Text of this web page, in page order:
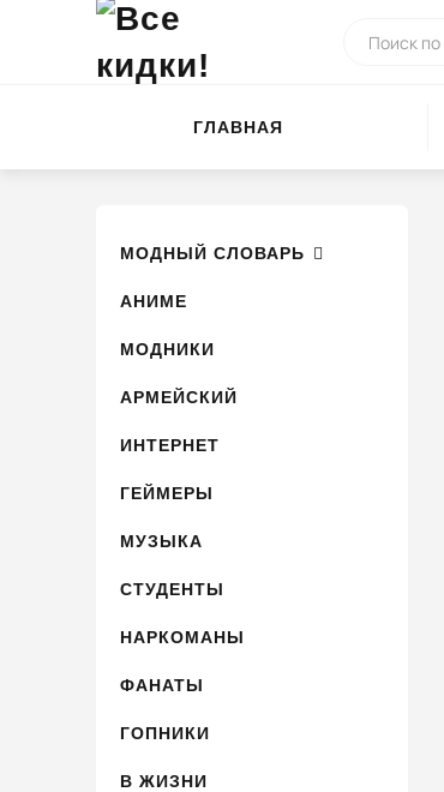
ГЛАВНАЯ
МОДНЫЙ СЛОВАРЬ
АНИМЕ
МОДНИКИ
АРМЕЙСКИЙ
ИНТЕРНЕТ
ГЕЙМЕРЫ
МУЗЫКА
СТУДЕНТЫ
НАРКОМАНЫ
ФАНАТЫ
ГОПНИКИ
В ЖИЗНИ